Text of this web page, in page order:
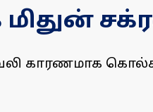
வலி காரணமாக